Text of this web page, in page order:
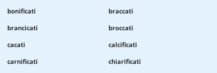
bonificati
braccati
brancicati
broccati
cacati
calcificati
carnificati
chiarificati